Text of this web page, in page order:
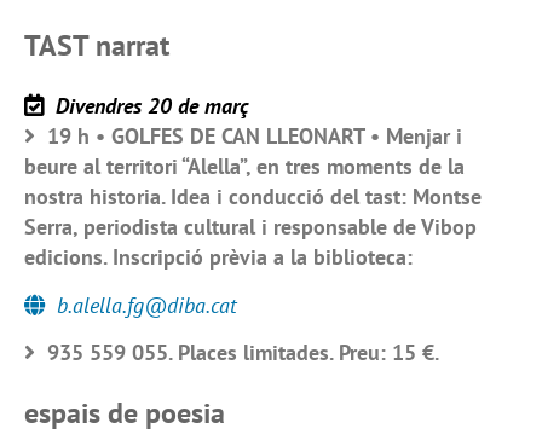
TAST narrat
Divendres 20 de març
19 h • GOLFES DE CAN LLEONART • Menjar i
beure al territori “Alella”, en tres moments de la
nostra historia. Idea i conducció del tast: Montse
Serra, periodista cultural i responsable de Vibop
edicions. Inscripció prèvia a la biblioteca:
b.alella.fg@diba.cat
935 559 055. Places limitades. Preu: 15 €.
espais de poesia